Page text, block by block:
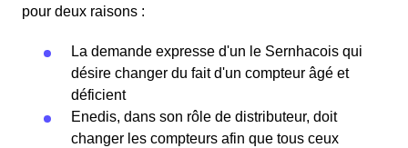
pour deux raisons :
La demande expresse d'un le Sernhacois qui
désire changer du fait d'un compteur âgé et
déficient
Enedis, dans son rôle de distributeur, doit
changer les compteurs afin que tous ceux